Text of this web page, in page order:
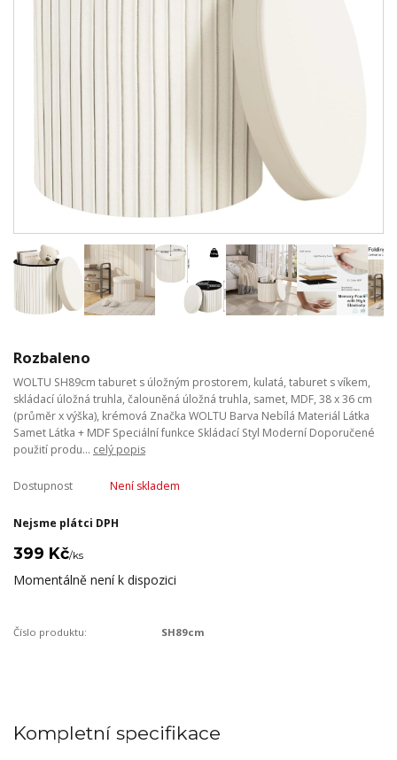
Rozbaleno
WOLTU SH89cm taburet s úložným prostorem, kulatá, taburet s víkem,
skládací úložná truhla, čalouněná úložná truhla, samet, MDF, 38 x 36 cm
(průměr x výška), krémová Značka WOLTU Barva Nebílá Materiál Látka
Samet Látka + MDF Speciální funkce Skládací Styl Moderní Doporučené
použití produ... celý popis
Dostupnost Není skladem
Nejsme plátci DPH
399 Kč/ks
Momentálně není k dispozici
Číslo produktu: SH89cm
Kompletní specifikace